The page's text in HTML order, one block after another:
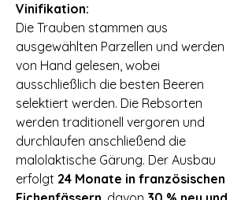
Vinifikation:
Die Trauben stammen aus
ausgewählten Parzellen und werden
von Hand gelesen, wobei
ausschließlich die besten Beeren
selektiert werden. Die Rebsorten
werden traditionell vergoren und
durchlaufen anschließend die
malolaktische Gärung. Der Ausbau
erfolgt 24 Monate in französischen